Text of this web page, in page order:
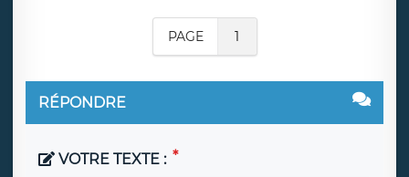
PAGE 1
RÉPONDRE
VOTRE TEXTE :